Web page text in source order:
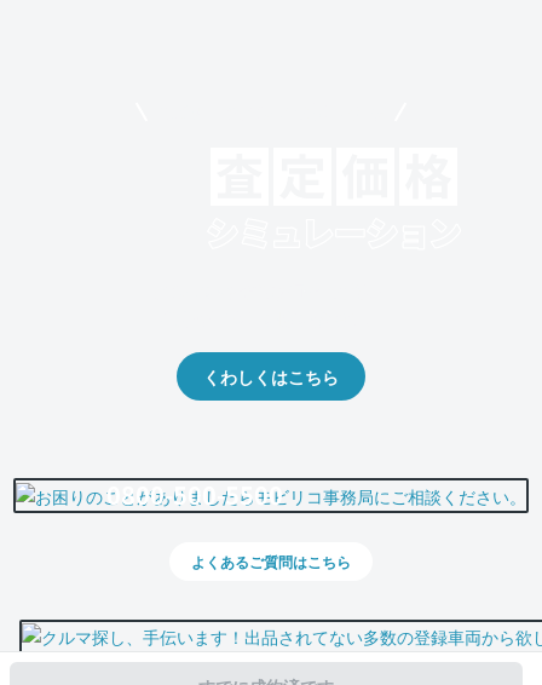
くわしくはこちら
0800-500-5500
よくあるご質問はこちら